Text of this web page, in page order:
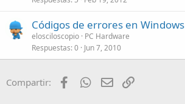
Códigos de errores en Windows
elosciloscopio PC Hardware
Respuestas 0 Jun 7, 2010
Compartir: FacebookWhatsApp
Email